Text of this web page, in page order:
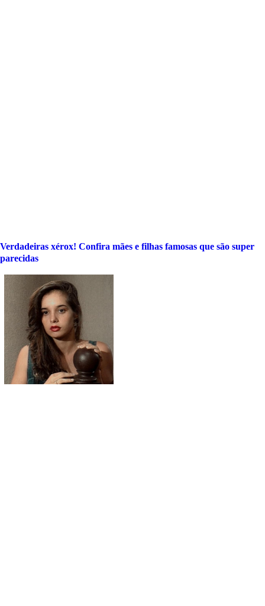
Verdadeiras xérox! Confira mães e filhas famosas que são super
parecidas